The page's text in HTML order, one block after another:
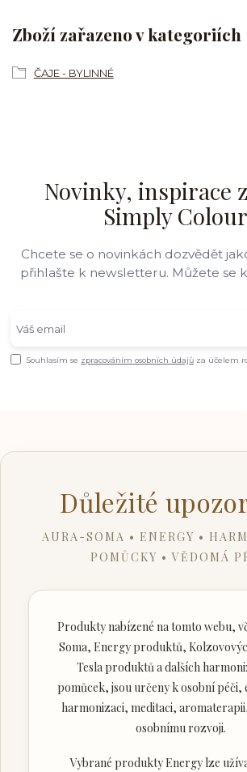
Zboží zařazeno v kategoriích
ČAJE - BYLINNÉ
Novinky, inspirace
Simply
Chcete se o novinkách dozvědět
přihlašte k newsletteru. Můžete se
Souhlasím se zpracováním osobních údajů za účelem
Důležité
AURA-SOMA • ENERGY •
POMŮCKY • VĚDOMÁ
Produkty nabízené na tomto webu,
Soma, Energy produktů,
Tesla produktů a dalších
pomůcek, jsou určeny k osobní péči,
harmonizaci, meditaci,
osobnímu rozvoji.
Vybrané produkty Energy lze